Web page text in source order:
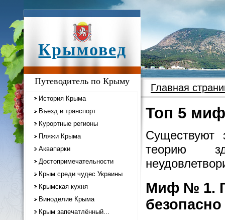
Крымовед
Путеводитель по Крыму
История Крыма
Въезд и транспорт
Курортные регионы
Пляжи Крыма
Аквапарки
Достопримечательности
Крым среди чудес Украины
Крымская кухня
Виноделие Крыма
Крым запечатлённый...
Главная
Топ 5
Существуют
теорию
Миф № 1.
безопасно